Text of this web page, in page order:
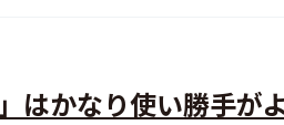
はかなり使い勝手が